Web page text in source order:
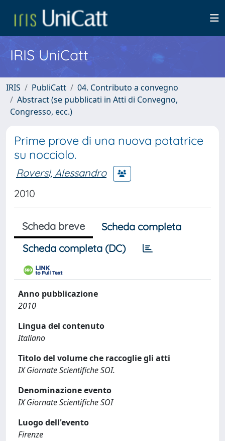
IRIS UniCatt
IRIS PubliCatt
04. Contributo a convegno
Abstract (se pubblicati in Atti di Convegno,
Congresso, ecc.)
Prime prove di una nuova potatrice
su nocciolo.
Roversi, Alessandro
2010
Scheda breve
Scheda completa
Scheda completa (DC)
Anno pubblicazione
2010
Lingua del contenuto
Italiano
Titolo del volume che raccoglie gli atti
IX Giornate Scientifiche SOI.
Denominazione evento
IX Giornate Scientifiche SOI
Luogo dell'evento
Firenze